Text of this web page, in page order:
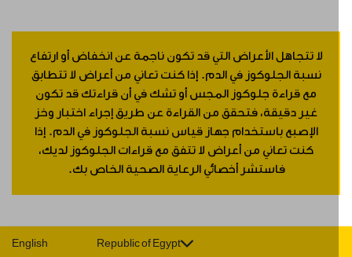
لا تتجاهل الأعراض التي قد تكون ناجمة عن انخفاض أو ارتفاع
نسبة الجلوكوز في الدم. إذا كنت تعاني من أعراض لا تتطابق
مع قراءة جلوكوز المجس أو تشك في أن قراءتك قد تكون
غير دقيقة، فتحقق من القراءة عن طريق إجراء اختبار وخز
الإصبع باستخدام جهاز قياس نسبة الجلوكوز في الدم. إذا
كنت تعاني من أعراض لا تتفق مع قراءات الجلوكوز لديك،
فاستشر أخصائي الرعاية الصحية الخاص بك.
Republic of Egypt
English